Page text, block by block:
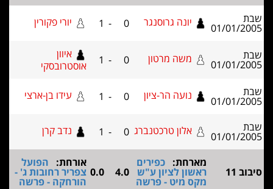
01/01/ יונה גרוסנגר 0
1 יורי פקורין
01/01/ משה מרטון 0
1
איוון
אוסטרובסקי
01/01/ נועה הר-ציון 0
1 עידו בן-ארצי
01/01/ אלון טרכטנברג 0
-
1 נדב קרן
מארחת:כפירים
ראשון לציון ע"ש
מקס מיט - פרשה
4.0
0.0
אורחת:הפועל
צפריר רחובות ג' -
הורחקה - פרשה